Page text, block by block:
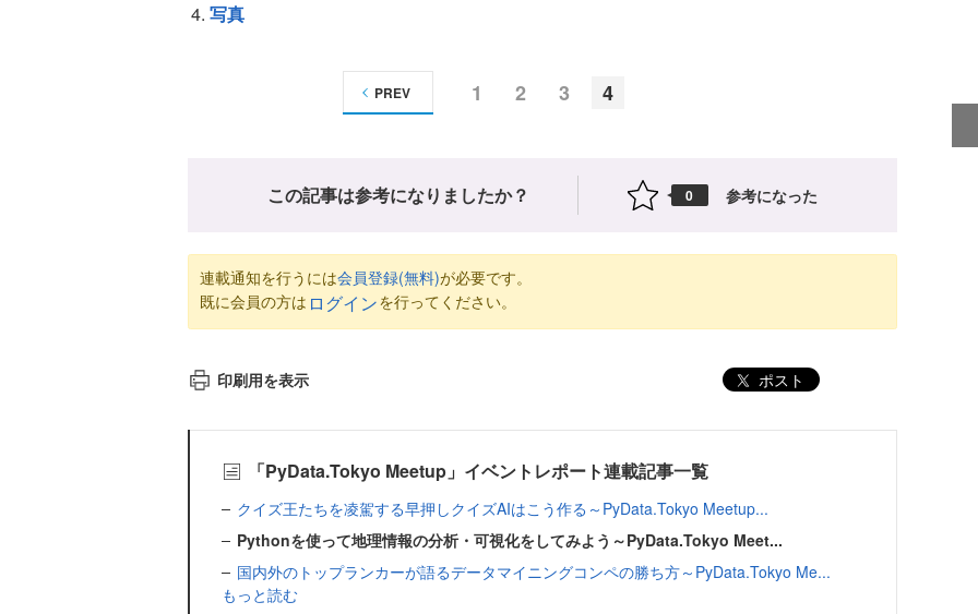
写真
1 2 3 4
PREV
この記事は参考になりましたか？ 0 参考になった
連載通知を行うには会員登録(無料)が必要です。
既に会員の方は ログインを行ってください。
印刷用を表示 ポスト
「PyData.Tokyo Meetup」イベントレポート連載記事一覧
クイズ王たちを凌駕する早押しクイズAIはこう作る～PyData.Tokyo Meetup...
Pythonを使って地理情報の分析・可視化をしてみよう～PyData.Tokyo Meet...
国内外のトップランカーが語るデータマイニングコンペの勝ち方～PyData.Tokyo Me...
もっと読む